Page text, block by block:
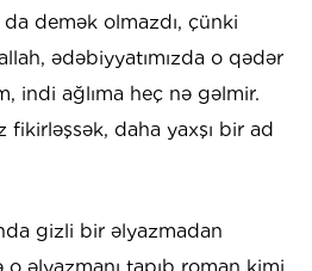
da demək olmazdı, çünki
ədəbiyyatımızda o qədər
indi ağlıma heç nə gəlmir.
daha yaxşı bir ad
gizli bir əlyazmadan